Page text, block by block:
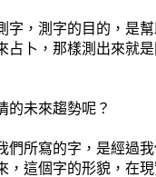
字，測字的目的，是
占卜，那樣測出來就
的未來趨勢呢？
們所寫的字，是經過
，這個字的形貌，在